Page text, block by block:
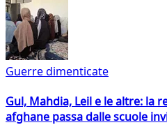
Guerre dimenticate
Gul, Mahdia, Leil e le altre: la
afghane passa dalle scuole